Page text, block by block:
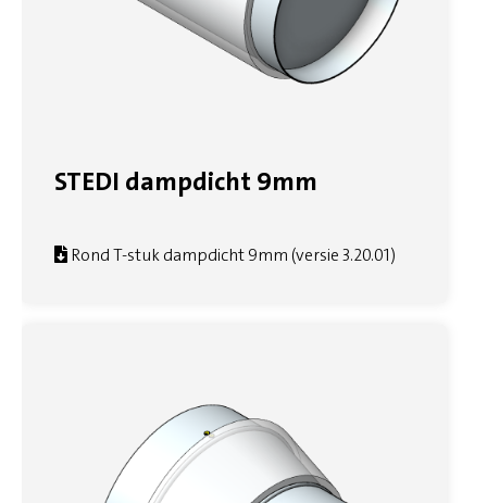
STEDI dampdicht 9mm
Rond T-stuk dampdicht 9mm (versie 3.20.01)